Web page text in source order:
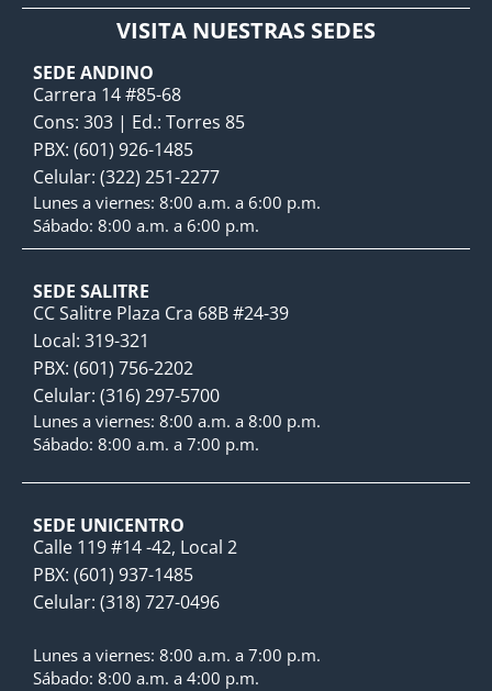
VISITA NUESTRAS SEDES
SEDE ANDINO
Carrera 14 #85-68
Cons: 303 | Ed.: Torres 85
PBX: (601) 926-1485
Celular: (322) 251-2277
Lunes a viernes: 8:00 a.m. a 6:00 p.m.
Sábado: 8:00 a.m. a 6:00 p.m.
SEDE SALITRE
CC Salitre Plaza Cra 68B #24-39
Local: 319-321
PBX: (601) 756-2202
Celular: (316) 297-5700
Lunes a viernes: 8:00 a.m. a 8:00 p.m.
Sábado: 8:00 a.m. a 7:00 p.m.
SEDE UNICENTRO
Calle 119 #14 -42, Local 2
PBX: (601) 937-1485
Celular: (318) 727-0496
Lunes a viernes: 8:00 a.m. a 7:00 p.m.
Sábado: 8:00 a.m. a 4:00 p.m.